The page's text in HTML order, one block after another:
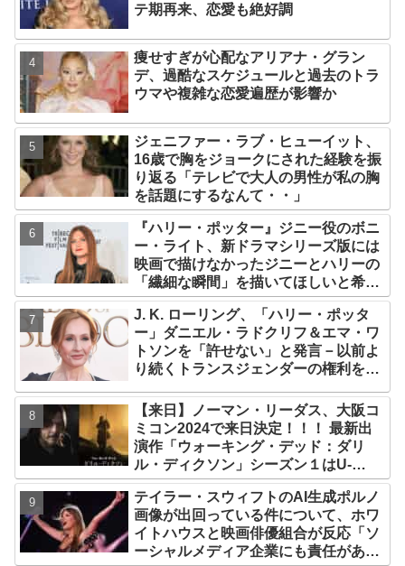
テ期再来、恋愛も絶好調
痩せすぎが心配なアリアナ・グラン
デ、過酷なスケジュールと過去のトラ
ウマや複雑な恋愛遍歴が影響か
ジェニファー・ラブ・ヒューイット、
16歳で胸をジョークにされた経験を振
り返る「テレビで大人の男性が私の胸
を話題にするなんて・・」
『ハリー・ポッター』ジニー役のボニ
ー・ライト、新ドラマシリーズ版には
映画で描けなかったジニーとハリーの
「繊細な瞬間」を描いてほしいと希望
「視聴者として楽しみ」
J. K. ローリング、「ハリー・ポッタ
ー」ダニエル・ラドクリフ＆エマ・ワ
トソンを「許せない」と発言－以前よ
り続くトランスジェンダーの権利をめ
整理】
【来日】ノーマン・リーダス、大阪コ
ミコン2024で来日決定！！！ 最新出
演作「ウォーキング・デッド：ダリ
ル・ディクソン」シーズン１はU-
NEXTで配信中
テイラー・スウィフトのAI生成ポルノ
画像が出回っている件について、ホワ
イトハウスと映画俳優組合が反応「ソ
ーシャルメディア企業にも責任があ